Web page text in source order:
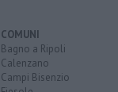
COMUNI
Bagno a Ripoli
Calenzano
Campi Bisenzio